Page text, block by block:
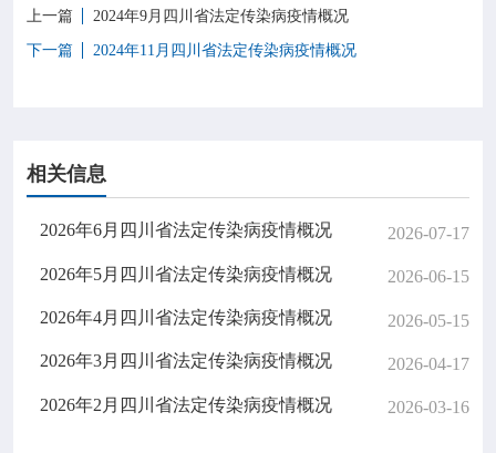
上一篇
2024年9月四川省法定传染病疫情概况
下一篇
2024年11月四川省法定传染病疫情概况
相关信息
2026年6月四川省法定传染病疫情概况 2026-07-17
2026年5月四川省法定传染病疫情概况 2026-06-15
2026年4月四川省法定传染病疫情概况 2026-05-15
2026年3月四川省法定传染病疫情概况 2026-04-17
2026年2月四川省法定传染病疫情概况 2026-03-16